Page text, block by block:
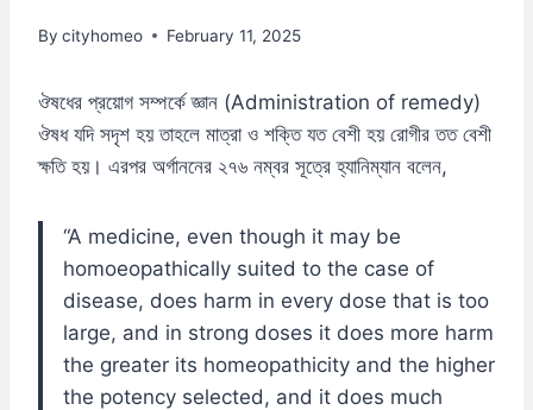
By cityhomeo February 11, 2025
ঔষধের প্রয়োগ সম্পর্কে জ্ঞান (Administration of remedy)
ঔষধ যদি সদৃশ হয় তাহলে মাত্রা ও শক্তি যত বেশী হয় রোগীর তত বেশী
ক্ষতি হয়। এরপর অর্গাননের ২৭৬ নম্বর সূত্রে হ্যানিম্যান বলেন,
“A medicine, even though it may be
homoeopathically suited to the case of
disease, does harm in every dose that is too
large, and in strong doses it does more harm
the greater its homeopathicity and the higher
the potency selected, and it does much